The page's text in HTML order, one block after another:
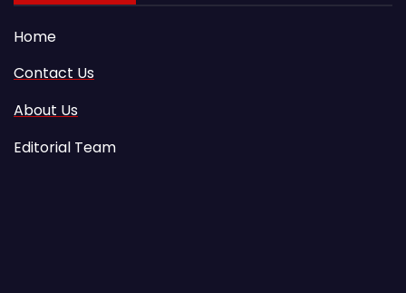
Home
Contact Us
About Us
Editorial Team